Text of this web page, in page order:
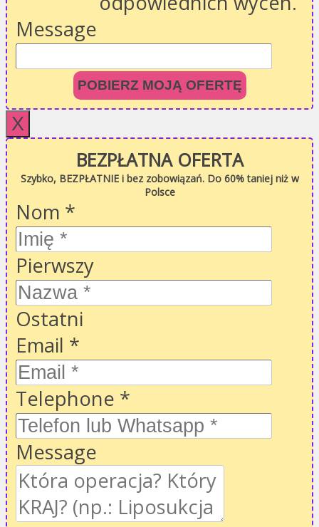
Message
POBIERZ MOJĄ OFERTĘ
X
BEZPŁATNA OFERTA
Szybko, BEZPŁATNIE i bez zobowiązań. Do 60% taniej niż w
Polsce
Nom *
Pierwszy
Ostatni
Email *
Telephone *
Message